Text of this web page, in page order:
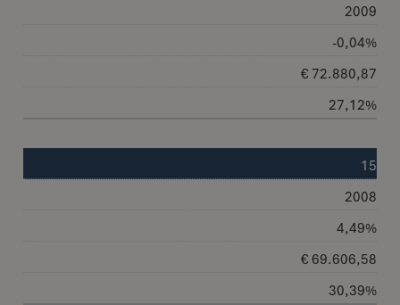
2009
-0,04%
€ 72.880,87
27,12%
15
2008
4,49%
€ 69.606,58
30,39%